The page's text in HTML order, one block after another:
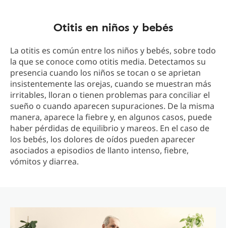
Otitis en niños y bebés
La otitis es común entre los niños y bebés, sobre todo
la que se conoce como otitis media. Detectamos su
presencia cuando los niños se tocan o se aprietan
insistentemente las orejas, cuando se muestran más
irritables, lloran o tienen problemas para conciliar el
sueño o cuando aparecen supuraciones. De la misma
manera, aparece la fiebre y, en algunos casos, puede
haber pérdidas de equilibrio y mareos. En el caso de
los bebés, los dolores de oídos pueden aparecer
asociados a episodios de llanto intenso, fiebre,
vómitos y diarrea.